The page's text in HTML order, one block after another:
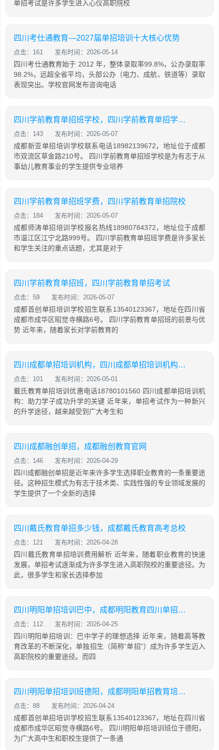
单招考试是许多学生进入心仪高职院校
四川考仕通教育—2027届单招培训十大核心优势
点击：161 发布时间：2026-05-14
四川考仕通教育始于 2012 年，整体录取率99.8%，公办录取率
98.2%，远超全省平均，头部公办（电力、成航、铁道等）录取
表现突出。学校官网发布咨询电话
四川学前教育单招班学校，四川学前教育单招学校分数线公办
点击：143 发布时间：2026-05-07
成都新亚单招培训学校联系电话18982139672，地址位于成都
市双流区草金路210号。 四川学前教育单招班学校是为有志于从
事幼儿教育事业的学生提供专业培养
四川学前教育单招班学费，四川学前教育单招院校
点击：184 发布时间：2026-05-07
成都师涛单招培训学校报名热线18980784372，地址位于成都
市温江区江宁北路999号。 四川学前教育单招班学费是许多家长
和学生关注的重点话题，尤其是对于
四川学前教育单招班，四川学前教育单招考试
点击：59 发布时间：2026-05-07
成都首创单招培训学校招生联系13540123367，地址在四川省
成都市成华区昭觉寺横路6号。 四川学前教育单招班的前景与优
势 近年来，随着家长对学前教育的
四川成都单招培训机构，四川成都单招培训机构2026
点击：101 发布时间：2026-05-01
戴氏教育单招培训优惠电话18780101560 四川成都单招培训机
构：助力学子成功升学的关键 近年来，单招考试作为一种新兴
的升学途径，越来越受到广大考生和
四川成都融创单招，成都融创教育官网
点击：146 发布时间：2026-04-29
四川成都融创单招是近年来许多学生选择职业教育的一条重要途
径。这种招生模式为有志于技术类、实践性强的专业领域发展的
学生提供了一个全新的选择
四川戴氏教育单招多少钱，成都戴氏教育高考总校
点击：121 发布时间：2026-04-28
四川戴氏教育单招培训费用解析 近年来，随着职业教育的快速
发展，单招考试逐渐成为许多学生进入高职院校的重要途径。为
此，很多学生和家长选择参加
四川明阳单招培训巴中，成都明阳教育四川单招集训基地
点击：112 发布时间：2026-04-25
四川明阳单招培训：巴中学子的理想选择 近年来，随着高等教
育改革的不断深化，单独招生（简称“单招”）成为许多学生迈入
高职院校的重要途径。而四
四川明阳单招培训班德阳，成都明阳单招教育培训中心
点击：88 发布时间：2026-04-24
成都首创单招培训学校招生联系13540123367，地址在四川省
成都市成华区昭觉寺横路6号。 四川明阳单招培训班位于德阳，
为广大高中生和职校生提供了一条通